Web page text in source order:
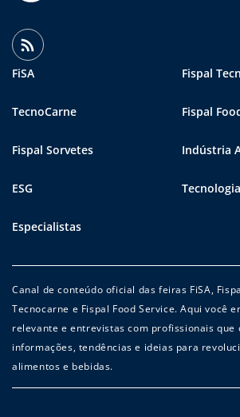
FiSA Fispal
TecnoCarne Fispal
Fispal Sorvetes Indústria
ESG Tecnologia
Especialistas
Canal de conteúdo oficial das feiras FiSA,
Tecnocarne e Fispal Food Service. Aqui você
relevante e entrevistas com profissionais que
informações, tendências e ideias para
alimentos e bebidas.